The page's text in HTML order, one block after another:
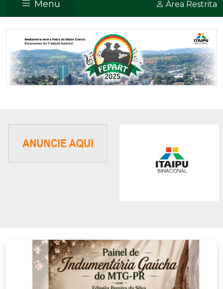
Menu Área Restrita
Previous